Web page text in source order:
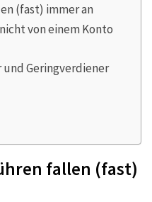
(fast) immer an
von einem Konto
Geringverdiener
fallen (fast)